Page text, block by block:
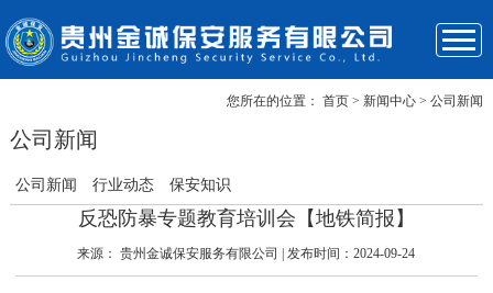
首页
关于我们
企业优势
服务项目
成功案例
新闻资讯
保安风采
联系我们
您所在的位置：首页 > 新闻中心 > 公司新闻
公司新闻
公司新闻 行业动态 保安知识
反恐防暴专题教育培训会【地铁简报】
来源：贵州金诚保安服务有限公司 | 发布时间：2024-09-24